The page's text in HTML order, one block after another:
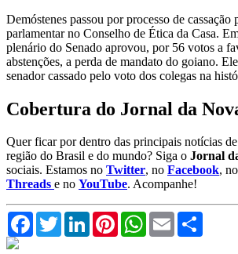
Demóstenes passou por processo de cassação
parlamentar no Conselho de Ética da Casa.
plenário do Senado aprovou, por 56 votos a
abstenções, a perda de mandato do goiano.
senador cassado pelo voto dos colegas na
Cobertura do Jornal da
Quer ficar por dentro das principais notícias
região do Brasil e do mundo? Siga o Jornal
sociais. Estamos no Twitter, no Facebook, no
Threads e no YouTube. Acompanhe!
FacebookTwitterLinkedInPinterestWhatsApp
Email